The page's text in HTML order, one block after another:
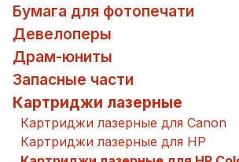
Бумага для фотопечати
Девелоперы
Драм-юниты
Запасные части
Картриджи лазерные
Картриджи лазерные для Canon
Картриджи лазерные для HP